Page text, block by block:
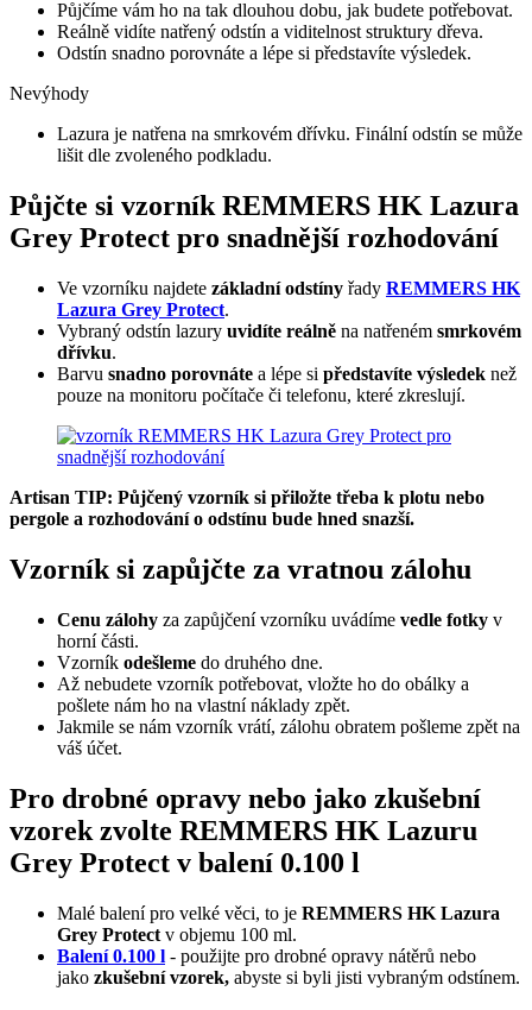
Půjčíme vám ho na tak dlouhou dobu, jak budete potřebovat.
Reálně vidíte natřený odstín a viditelnost struktury dřeva.
Odstín snadno porovnáte a lépe si představíte výsledek.
Nevýhody
Lazura je natřena na smrkovém dřívku. Finální odstín se může
lišit dle zvoleného podkladu.
Půjčte si vzorník REMMERS HK Lazura
Grey Protect pro snadnější rozhodování
Ve vzorníku najdete základní odstíny řady REMMERS HK
Lazura Grey Protect.
Vybraný odstín lazury uvidíte reálně na natřeném smrkovém
dřívku.
Barvu snadno porovnáte a lépe si představíte výsledek než
pouze na monitoru počítače či telefonu, které zkreslují.
Artisan TIP: Půjčený vzorník si přiložte třeba k plotu nebo
pergole a rozhodování o odstínu bude hned snazší.
Vzorník si zapůjčte za vratnou zálohu
Cenu zálohy za zapůjčení vzorníku uvádíme vedle fotky v
horní části.
Vzorník odešleme do druhého dne.
Až nebudete vzorník potřebovat, vložte ho do obálky a
pošlete nám ho na vlastní náklady zpět.
Jakmile se nám vzorník vrátí, zálohu obratem pošleme zpět na
váš účet.
Pro drobné opravy nebo jako zkušební
vzorek zvolte REMMERS HK Lazuru
Grey Protect v balení 0.100 l
Malé balení pro velké věci, to je REMMERS HK Lazura
Grey Protect v objemu 100 ml.
Balení 0.100 l - použijte pro drobné opravy nátěrů nebo
jako zkušební vzorek, abyste si byli jisti vybraným odstínem.